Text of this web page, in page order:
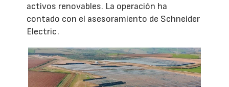
activos renovables. La operación ha
contado con el asesoramiento de Schneider
Electric.